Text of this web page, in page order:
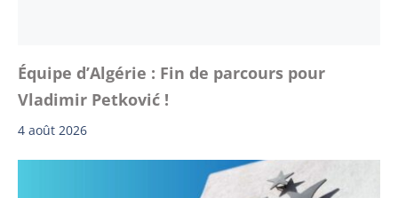
Équipe d’Algérie : Fin de parcours pour
Vladimir Petković !
4 août 2026